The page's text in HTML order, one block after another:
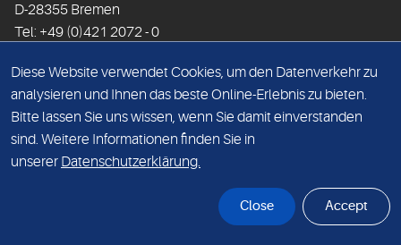
D-28355 Bremen
Tel: +49 (0)421 2072 - 0
Email:info@mlhb.de
DATENSCHUTZ
IMPRESSUM
Diese Website verwendet Cookies, um den Datenverkehr zu
analysieren und Ihnen das beste Online-Erlebnis zu bieten.
Bitte lassen Sie uns wissen, wenn Sie damit einverstanden
sind. Weitere Informationen finden Sie in
unserer Datenschutzerklärung.
Close Accept